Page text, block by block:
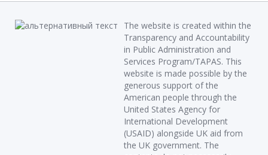
The website is created within the
Transparency and Accountability
in Public Administration and
Services Program/TAPAS. This
website is made possible by the
generous support of the
American people through the
United States Agency for
International Development
(USAID) alongside UK aid from
the UK government. The